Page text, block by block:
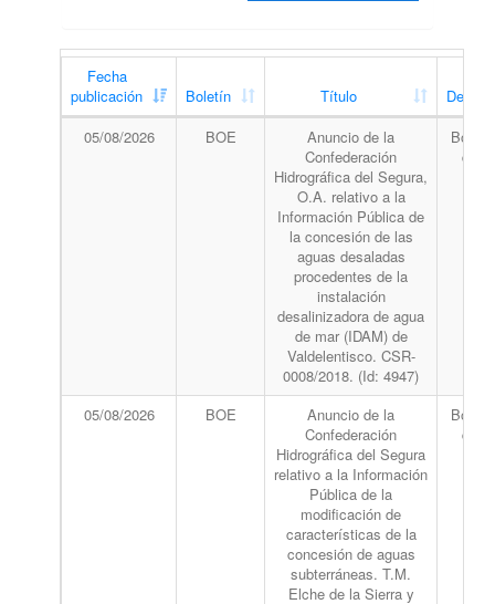
Fecha
publicación
Boletín Título
05/08/2026
BOE
Anuncio de la
Confederación
Hidrográfica del Segura,
O.A. relativo a la
Información Pública de
la concesión de las
aguas desaladas
procedentes de la
instalación
desalinizadora de agua
de mar (IDAM) de
Valdelentisco. CSR-
0008/2018. (Id: 4947)
del
05/08/2026 BOE
Anuncio de la
Confederación
Hidrográfica del Segura
relativo a la Información
Pública de la
modificación de
características de la
concesión de aguas
subterráneas. T.M.
Elche de la Sierra y
del